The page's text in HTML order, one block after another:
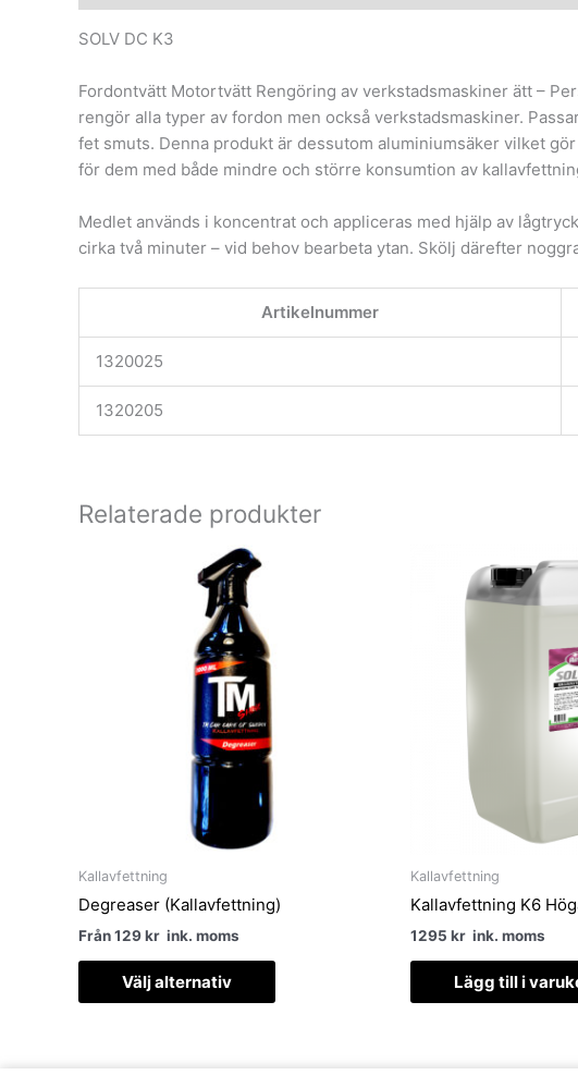
SOLV DC K3
Fordontvätt Motortvätt Rengöring av verkstadsmaskiner ätt –
rengör alla typer av fordon men också verkstadsmaskiner.
fet smuts. Denna produkt är dessutom aluminiumsäker vilket
för dem med både mindre och större konsumtion av
Medlet används i koncentrat och appliceras med hjälp av
cirka två minuter – vid behov bearbeta ytan. Skölj därefter
Artikelnummer
1320025
1320205
Relaterade produkter
Kallavfettning
Degreaser (Kallavfettning)
Från129kr ink. moms
Välj alternativ
Kallavfettning
Kallavfettning K6
1295 kr ink. moms
Lägg till i